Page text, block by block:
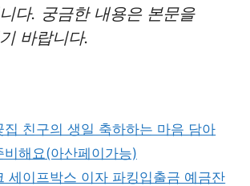
다. 궁금한 내용은 본문을
바랍니다.
집 친구의 생일 축하하는 마음 담아
비해요(아산페이가능)
세이프박스 이자 파킹입출금 예금잔